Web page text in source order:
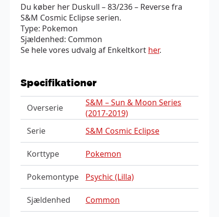
Du køber her Duskull – 83/236 – Reverse fra
S&M Cosmic Eclipse serien.
Type: Pokemon
Sjældenhed: Common
Se hele vores udvalg af Enkeltkort her.
Specifikationer
Overserie
S&M – Sun & Moon Series
(2017-2019)
Serie
S&M Cosmic Eclipse
Korttype Pokemon
Pokemontype Psychic (Lilla)
Sjældenhed Common